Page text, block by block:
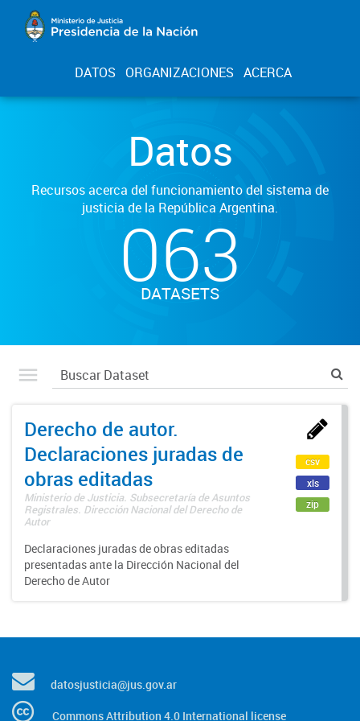
DATOS ORGANIZACIONES ACERCA
Datos
Recursos acerca del funcionamiento del sistema de
justicia de la República Argentina.
063
DATASETS
Derecho de autor.
Declaraciones juradas de
obras editadas
Ministerio de Justicia. Subsecretaría de Asuntos
Registrales. Dirección Nacional del Derecho de
Autor
Declaraciones juradas de obras editadas
presentadas ante la Dirección Nacional del
Derecho de Autor
csv
xls
zip
datosjusticia@jus.gov.ar
Commons Attribution 4.0 International license